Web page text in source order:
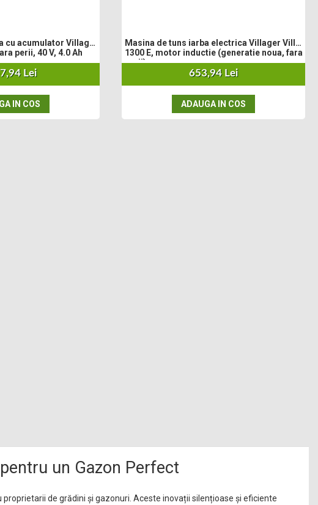
cu acumulator Villager
perii, 40 V, 4.0 Ah
Lei
IN COS
Masina de tuns iarba electrica Villager Villy
1300 E, motor inductie (generatie noua, fara
perii)
653,94 Lei
ADAUGA IN COS
un Gazon Perfect
de grădini și gazonuri. Aceste inovații silențioase și eficiente